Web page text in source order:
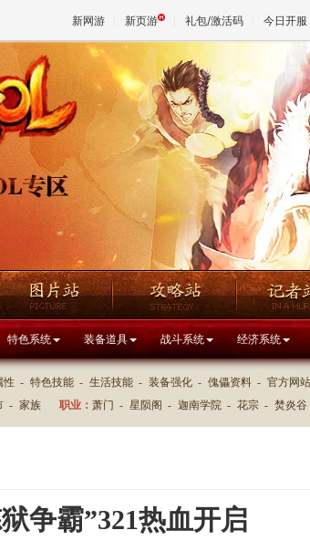
新网游 新页游 礼包/激活码 今日开服
特色系统 装备道具 战斗系统 经济系统
性 - 特色技能 - 生活技能 - 装备强化 - 傀儡资料 - 官方网站
- 家族 职业： 萧门 - 星陨阁 - 迦南学院 - 花宗 - 焚炎谷
争霸”321热血开启